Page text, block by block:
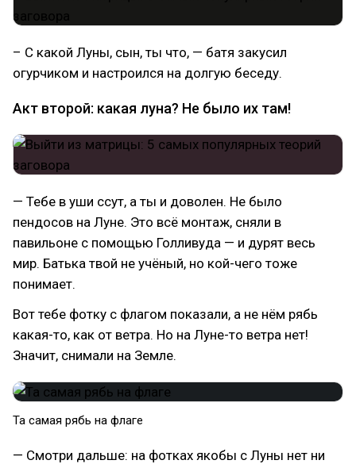
– С какой Луны, сын, ты что, — батя закусил
огурчиком и настроился на долгую беседу.
Акт второй: какая луна? Не было их там!
— Тебе в уши ссут, а ты и доволен. Не было
пендосов на Луне. Это всё монтаж, сняли в
павильоне с помощью Голливуда — и дурят весь
мир. Батька твой не учёный, но кой-чего тоже
понимает.
Вот тебе фотку с флагом показали, а не нём рябь
какая-то, как от ветра. Но на Луне-то ветра нет!
Значит, снимали на Земле.
Та самая рябь на флаге
— Смотри дальше: на фотках якобы с Луны нет ни